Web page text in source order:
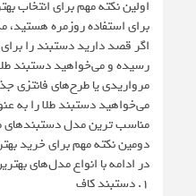
اولین نکته مهم برای انتخاب
برای استفاده روزمره
اگر قصد دارید دستبند را
رسیده و می‌خواهید دستبند
مرواریدی یا طرح‌های فانتزی
می‌خواهید دستبند طلا را به
مناسب ترین مدل دستبندهای
دومین نکته مهم برای خرید
در ادامه با انواع مدل‌های
1. دستبند کاف